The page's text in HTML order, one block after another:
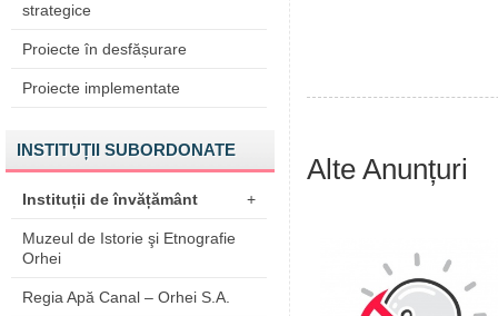
strategice
Proiecte în desfășurare
Proiecte implementate
INSTITUȚII SUBORDONATE
Instituții de învățământ +
Muzeul de Istorie şi Etnografie
Orhei
Regia Apă Canal – Orhei S.A.
Alte Anunțuri